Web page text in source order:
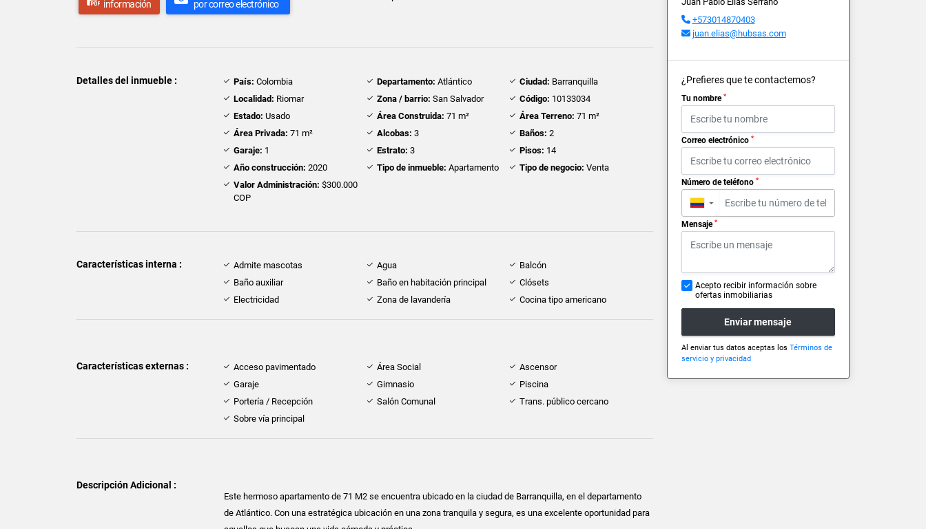
información
por correo electrónico
Detalles del inmueble : País: Colombia Departamento: Atlántico Ciudad: Barranquilla
Localidad: Riomar Zona / barrio: San Salvador Código: 10133034
Estado: Usado Área Construida: 71 m² Área Terreno: 71 m²
Área Privada: 71 m² Alcobas: 3 Baños: 2
Garaje: 1 Estrato: 3 Pisos: 14
Año construcción: 2020 Tipo de inmueble: Apartamento Tipo de negocio: Venta
Valor Administración: $300.000
COP
Características interna : Admite mascotas Agua
Balcón
Baño auxiliar
Baño en habitación principal
Clósets
Electricidad
Zona de lavandería Cocina tipo americano
Características externas : Acceso pavimentado Área Social
Ascensor
Garaje
Gimnasio
Piscina
Portería / Recepción
Salón Comunal
Trans. público cercano
Sobre vía principal
Descripción Adicional :
Este hermoso apartamento de 71 M2 se encuentra ubicado en la ciudad de Barranquilla, en el departamento
de Atlántico. Con una estratégica ubicación en una zona tranquila y segura, es una excelente oportunidad para
+573014870403
juan.elias@hubsas.com
¿Prefieres que te contactemos?
Tu nombre *
Correo electrónico *
Número de teléfono *
▼
Mensaje *
Acepto recibir información sobre
ofertas inmobiliarias
Enviar mensaje
Al enviar tus datos aceptas los Términos de
servicio y privacidad